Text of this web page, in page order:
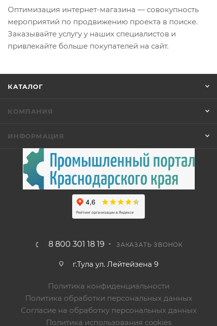
Оптимизация интернет-магазина — совокупность
мероприятий по продвижению проекта в поиске.
Заказывайте услугу у наших специалистов и
привлекайте больше покупателей на сайт.
КАТАЛОГ
КОМПАНИЯ
ИНФОРМАЦИЯ
8 800 301 18 19 ЗАКАЗАТЬ ЗВОНОК
г.Тула ул. Лейтейзена 9
Политика конфиденциальности
Политика обработки персональных данных
Согласие на обработку персональных данных
Политика использования cookies